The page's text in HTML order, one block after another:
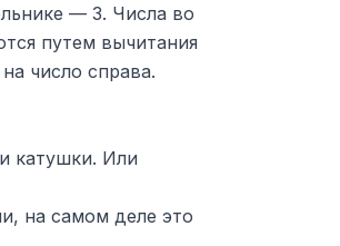
— 3. Числа во
путем вычитания
число справа.
катушки. Или
на самом деле это